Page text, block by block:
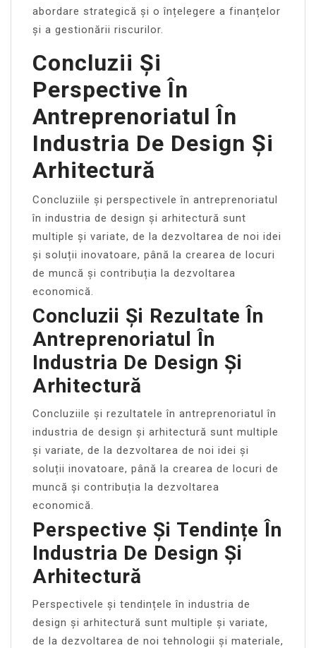
abordare strategică și o înțelegere a finanțelor
și a gestionării riscurilor.
Concluzii Și
Perspective În
Antreprenoriatul În
Industria De Design Și
Arhitectură
Concluziile și perspectivele în antreprenoriatul
în industria de design și arhitectură sunt
multiple și variate, de la dezvoltarea de noi idei
și soluții inovatoare, până la crearea de locuri
de muncă și contribuția la dezvoltarea
economică.
Concluzii Și Rezultate În
Antreprenoriatul În
Industria De Design Și
Arhitectură
Concluziile și rezultatele în antreprenoriatul în
industria de design și arhitectură sunt multiple
și variate, de la dezvoltarea de noi idei și
soluții inovatoare, până la crearea de locuri de
muncă și contribuția la dezvoltarea
economică.
Perspective Și Tendințe În
Industria De Design Și
Arhitectură
Perspectivele și tendințele în industria de
design și arhitectură sunt multiple și variate,
de la dezvoltarea de noi tehnologii și materiale,